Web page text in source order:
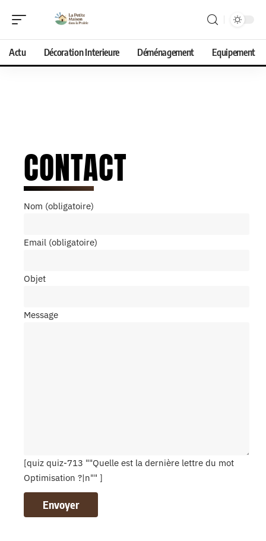
Actu Décoration Interieure Déménagement Equipement
CONTACT
Nom (obligatoire)
Email (obligatoire)
Objet
Message
[quiz quiz-713 ""Quelle est la dernière lettre du mot
Optimisation ?|n"" ]